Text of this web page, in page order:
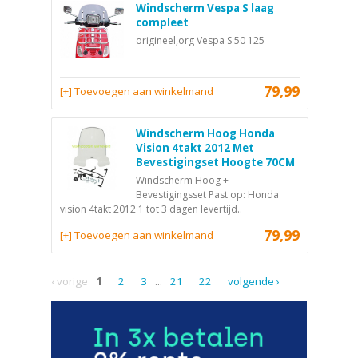
Windscherm Vespa S laag
compleet
origineel,org Vespa S 50 125
79,99
[+] Toevoegen aan winkelmand
Windscherm Hoog Honda
Vision 4takt 2012 Met
Bevestigingset Hoogte 70CM
Windscherm Hoog +
Bevestigingsset Past op: Honda
vision 4takt 2012 1 tot 3 dagen levertijd..
79,99
[+] Toevoegen aan winkelmand
‹ vorige 1 2 3 ... 21 22 volgende ›